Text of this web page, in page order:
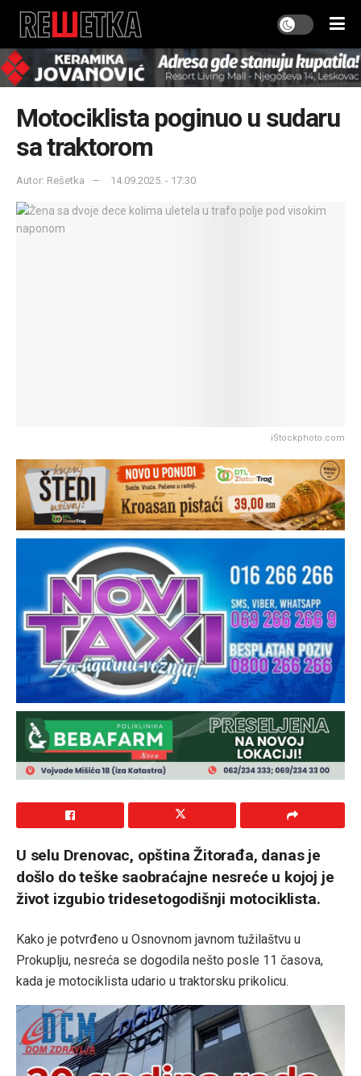
Motociklista poginuo u sudaru
sa traktorom
Autor: Rešetka 14.09.2025. - 17:30
iStockphoto.com
U selu Drenovac, opština Žitorađa, danas je
došlo do teške saobraćajne nesreće u kojoj je
život izgubio tridesetogodišnji motociklista.
Kako je potvrđeno u Osnovnom javnom tužilaštvu u
Prokuplju, nesreća se dogodila nešto posle 11 časova,
kada je motociklista udario u traktorsku prikolicu.